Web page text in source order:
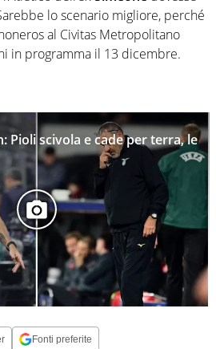
lo scenario migliore, perché
al Civitas Metropolitano
in programma il 13 dicembre.
Pioli scivola e cade per terra, le
Fonti preferite